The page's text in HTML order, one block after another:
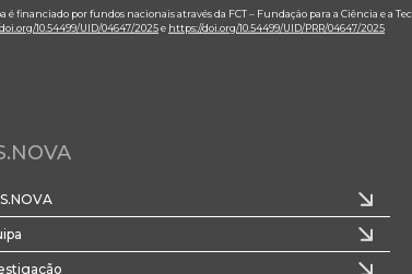
financiado por fundos nacionais através da FCT – Fundação para a Ciência e a
10.54499/UID/04647/2025e https://doi.org/10.54499/UID/PRR/04647/2025